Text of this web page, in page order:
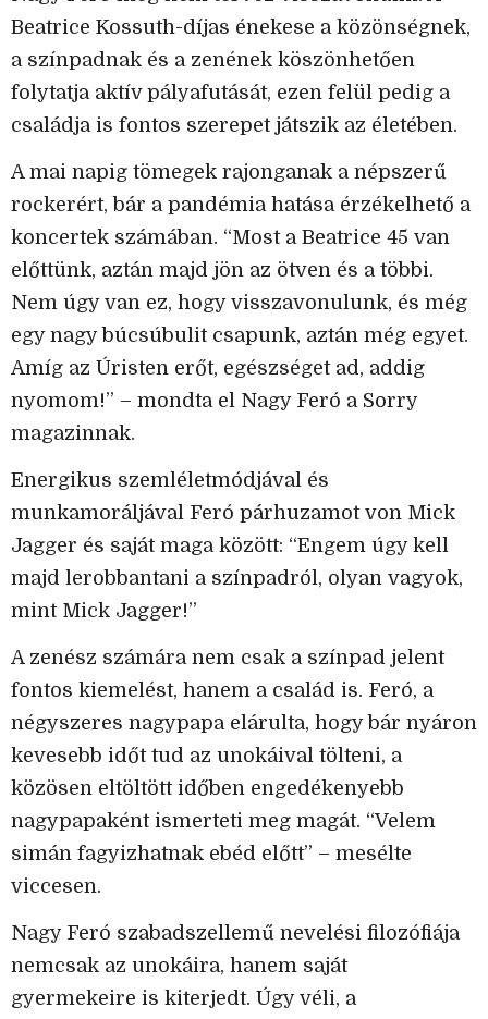
Beatrice Kossuth-díjas énekese a közönségnek,
a színpadnak és a zenének köszönhetően
folytatja aktív pályafutását, ezen felül pedig a
családja is fontos szerepet játszik az életében.
A mai napig tömegek rajonganak a népszerű
rockerért, bár a pandémia hatása érzékelhető a
koncertek számában. “Most a Beatrice 45 van
előttünk, aztán majd jön az ötven és a többi.
Nem úgy van ez, hogy visszavonulunk, és még
egy nagy búcsúbulit csapunk, aztán még egyet.
Amíg az Úristen erőt, egészséget ad, addig
nyomom!” – mondta el Nagy Feró a Sorry
magazinnak.
Energikus szemléletmódjával és
munkamoráljával Feró párhuzamot von Mick
Jagger és saját maga között: “Engem úgy kell
majd lerobbantani a színpadról, olyan vagyok,
mint Mick Jagger!”
A zenész számára nem csak a színpad jelent
fontos kiemelést, hanem a család is. Feró, a
négyszeres nagypapa elárulta, hogy bár nyáron
kevesebb időt tud az unokáival tölteni, a
közösen eltöltött időben engedékenyebb
nagypapaként ismerteti meg magát. “Velem
simán fagyizhatnak ebéd előtt” – mesélte
viccesen.
Nagy Feró szabadszellemű nevelési filozófiája
nemcsak az unokáira, hanem saját
gyermekeire is kiterjedt. Úgy véli, a